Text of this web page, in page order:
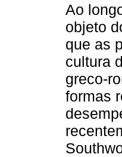
Ao
objeto
que as
cultura
greco-
formas